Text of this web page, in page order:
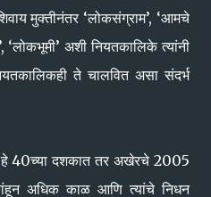
मुक्तीनंतर ‘लोकसंग्राम’, ‘आमचे
‘लोकभूमी’ अशी नियतकालिके त्यांनी
ते चालवित असा संदर्भ
हे 40च्या दशकात तर अखेरचे 2005
अधिक काळ आणि त्यांचे निधन